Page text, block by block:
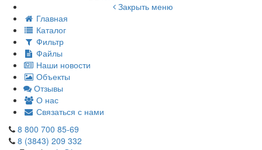
Закрыть меню
Главная
Каталог
Фильтр
Файлы
Наши новости
Объекты
Отзывы
О нас
Связаться с нами
8 800 700 85-69
8 (3843) 209 332